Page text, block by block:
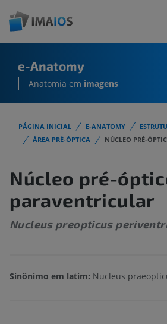
e-Anatomy
Anatomia em imagens
PÁGINA INICIAL E-ANATOMY
ÁREA PRÉ-ÓPTICA
NÚCLEO PRÉ-
Núcleo pré-
paraventricular
Nucleus preopticus
Sinônimo em latim: Nucleus